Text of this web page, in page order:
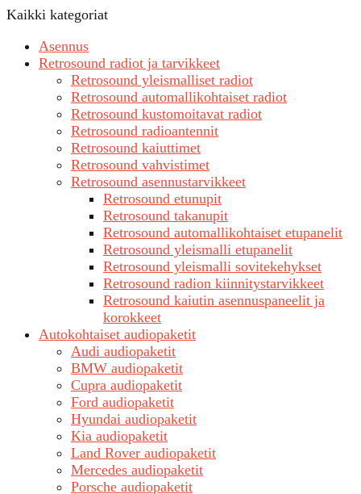
Kaikki kategoriat
Asennus
Retrosound radiot ja tarvikkeet
Retrosound yleismalliset radiot
Retrosound automallikohtaiset radiot
Retrosound kustomoitavat radiot
Retrosound radioantennit
Retrosound kaiuttimet
Retrosound vahvistimet
Retrosound asennustarvikkeet
Retrosound etunupit
Retrosound takanupit
Retrosound automallikohtaiset etupanelit
Retrosound yleismalli etupanelit
Retrosound yleismalli sovitekehykset
Retrosound radion kiinnitystarvikkeet
Retrosound kaiutin asennuspaneelit ja
korokkeet
Autokohtaiset audiopaketit
Audi audiopaketit
BMW audiopaketit
Cupra audiopaketit
Ford audiopaketit
Hyundai audiopaketit
Kia audiopaketit
Land Rover audiopaketit
Mercedes audiopaketit
Porsche audiopaketit